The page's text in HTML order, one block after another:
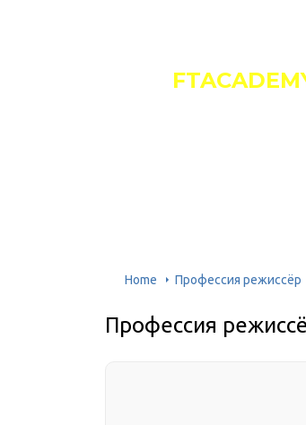
Home Профессия режиссёр
Профессия